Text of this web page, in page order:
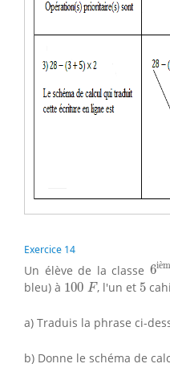
Exercice 14
Un élève de la classe 6iè
6
bleu) à 100 F
100 F, l'un et 5
5
a) Traduis la phrase ci-
b) Donne le schéma de